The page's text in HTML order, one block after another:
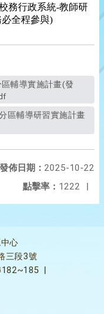
務行政系統-教師研
必全程參與)
發佈日期： 2025-10-22
點擊率： 1222 |
心
三段3號